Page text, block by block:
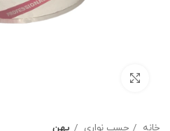
خانه چسب نواری پهن